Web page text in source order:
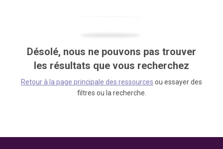
Désolé, nous ne pouvons pas trouver
les résultats que vous recherchez
Retour à la page principale des ressources ou essayer des
filtres ou la recherche.